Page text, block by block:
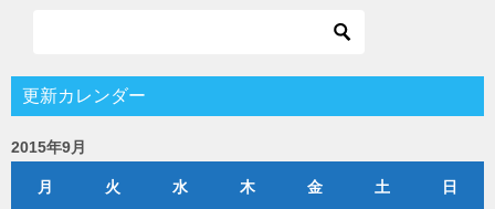
更新カレンダー
2015年9月
月 火 水 木 金 土 日